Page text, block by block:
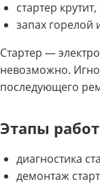
стартер
запах горелой
Стартер —
невозможно.
последующего
Этапы
диагностика
демонтаж